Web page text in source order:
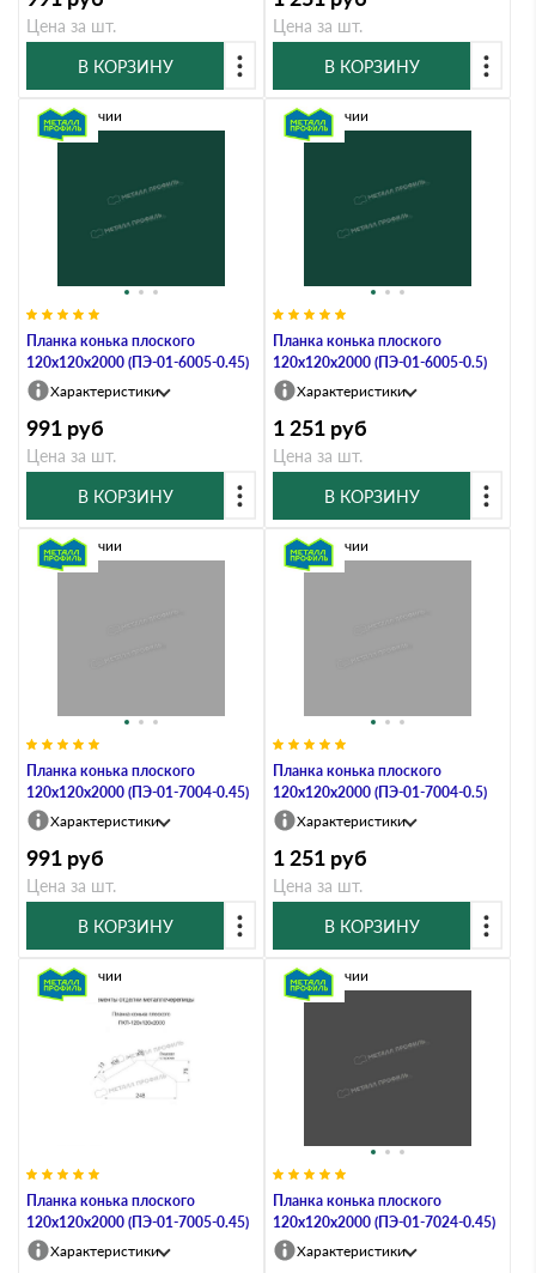
Цена за шт.
В КОРЗИНУ
Цена за шт.
В КОРЗИНУ
Планка конька плоского
120х120х2000 (ПЭ-01-6005-0.45)
В наличии
Характеристики
991 руб
Цена за шт.
В КОРЗИНУ
Планка конька плоского
120х120х2000 (ПЭ-01-6005-0.5)
В наличии
Характеристики
1 251 руб
Цена за шт.
В КОРЗИНУ
Планка конька плоского
120х120х2000 (ПЭ-01-7004-0.45)
В наличии
Характеристики
991 руб
Цена за шт.
В КОРЗИНУ
Планка конька плоского
120х120х2000 (ПЭ-01-7004-0.5)
В наличии
Характеристики
1 251 руб
Цена за шт.
В КОРЗИНУ
Планка конька плоского
120х120х2000 (ПЭ-01-7005-0.45)
В наличии
Характеристики
Планка конька плоского
120х120х2000 (ПЭ-01-7024-0.45)
В наличии
Характеристики